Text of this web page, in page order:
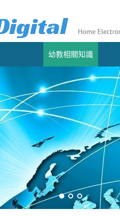
幼教相關知識